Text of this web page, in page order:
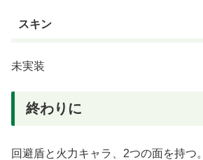
スキン
未実装
終わりに
回避盾と火力キャラ、2つの面を持つ。